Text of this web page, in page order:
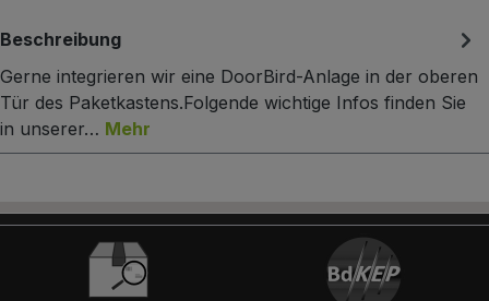
Beschreibung
Gerne integrieren wir eine DoorBird-Anlage in der oberen
Tür des Paketkastens.Folgende wichtige Infos finden Sie
in unserer… Mehr